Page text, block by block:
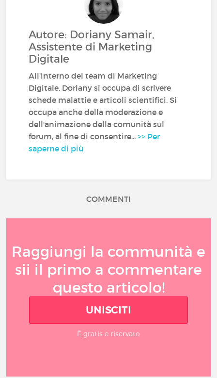
Autore: Doriany Samair,
Assistente di Marketing
Digitale
All'interno del team di Marketing
Digitale, Doriany si occupa di scrivere
schede malattie e articoli scientifici. Si
occupa anche della moderazione e
dell'animazione della comunità sul
forum, al fine di consentire...>> Per
saperne di più
COMMENTI
Raggiungi la communità e
sii il primo a commentare
questo articolo!
UNISCITI
È gratis e riservato